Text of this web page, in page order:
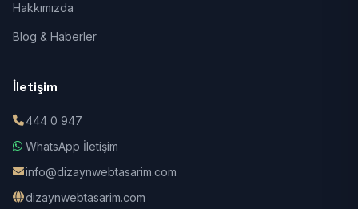
Hakkımızda
Blog & Haberler
İletişim
444 0 947
WhatsApp İletişim
info@dizaynwebtasarim.com
dizaynwebtasarim.com